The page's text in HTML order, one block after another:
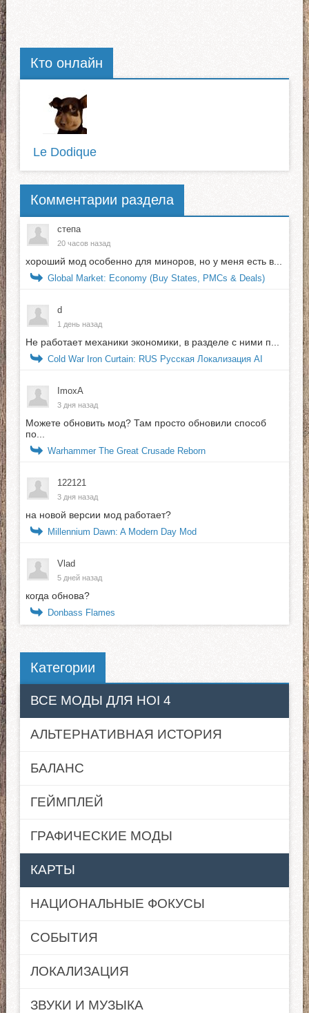
Кто онлайн
Le Dodique
Комментарии раздела
степа
20 часов назад
хороший мод особенно для миноров, но у меня есть в...
Global Market: Economy (Buy States, PMCs & Deals)
d
1 день назад
Не работает механики экономики, в разделе с ними п...
Cold War Iron Curtain: RUS Русская Локализация AI
ImoxA
3 дня назад
Можете обновить мод? Там просто обновили способ
по...
Warhammer The Great Crusade Reborn
122121
3 дня назад
на новой версии мод работает?
Millennium Dawn: A Modern Day Mod
Vlad
5 дней назад
когда обнова?
Donbass Flames
Категории
ВСЕ МОДЫ ДЛЯ HOI 4
АЛЬТЕРНАТИВНАЯ ИСТОРИЯ
БАЛАНС
ГЕЙМПЛЕЙ
ГРАФИЧЕСКИЕ МОДЫ
КАРТЫ
НАЦИОНАЛЬНЫЕ ФОКУСЫ
СОБЫТИЯ
ЛОКАЛИЗАЦИЯ
ЗВУКИ И МУЗЫКА